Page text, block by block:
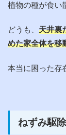
植物の種が食い
どうも、 天井裏
めた家全体を移
本当に困った存
ねずみ駆